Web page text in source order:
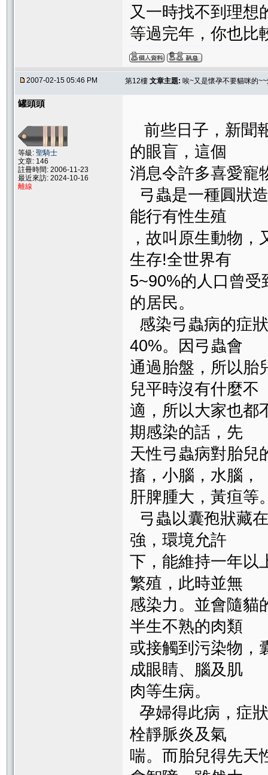
又一時找不到理想
等過完年，你也比
2007-02-15 05:46 PM 第12樓 文章主題: 唉~又是懷孕不要貓咪的
罐頭頭
等級: 聖騎士
文章: 146
註冊時間: 2006-11-23
最近來訪: 2024-10-16
離線
前些日子，新聞
的眼盲，這個
消息令許多喜愛寵
弓蟲是一種圓狀
能行有性生殖
，故叫原生動物
生存!全世界有
5~90%的人口曾
的居民。
感染弓蟲病的症
40%。因弓蟲會
通過胎盤，所以胎
兒平時沒有什麼不
適，所以大家也都
期感染的話，先
天性弓蟲病對胎兒
搐，小腦，水腦，
肝脾腫大，黃疸等
弓蟲以囊孢狀藏
強，環境允許
下，能維持一年以
繁殖，此時並無
感染力。並會隨貓
半生不熟的肉類
或接觸到污染物，
成眼睛、腦及肌
肉等生病。
孕婦得此病，症
栓靜脈炎及氣
喘。而胎兒得先天